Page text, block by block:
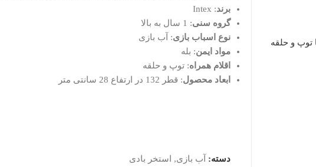
برند: Intex
گروه سنی: 1 سال به بالا
نوع اسباب بازی: آب بازی
مواد ایمن: بله
اقلام همراه: توپ و حلقه
ابعاد محصول: قطر 132 در ارتفاع 28 سانتی متر
دسته: آب بازی, استخر بادی